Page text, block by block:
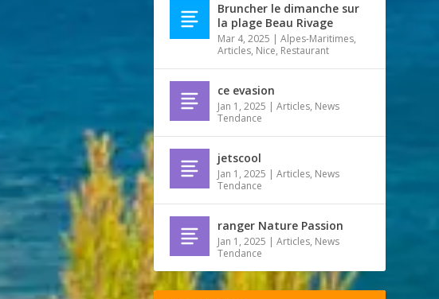
Bruncher le dimanche sur
la plage Beau Rivage
Mar 4, 2025 |Alpes-Maritimes,
Articles, Nice, Restaurant
ce evasion
Jan 1, 2025 |Articles, News
Tendance
jetscool
Jan 1, 2025 |Articles, News
Tendance
ranger Nature Passion
Jan 1, 2025 |Articles, News
Tendance